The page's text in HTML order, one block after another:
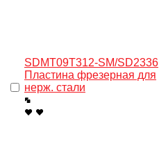
SDMT09T312-SM/SD2336
Пластина фрезерная для
нерж. cтали